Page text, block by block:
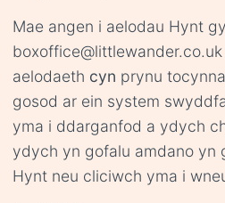
Mae angen i aelodau Hynt
boxoffice@littlewander.co.uk
aelodaeth cyn prynu
gosod ar ein system
yma i ddarganfod a ydych
ydych yn gofalu amdano yn
Hynt neu cliciwch yma i